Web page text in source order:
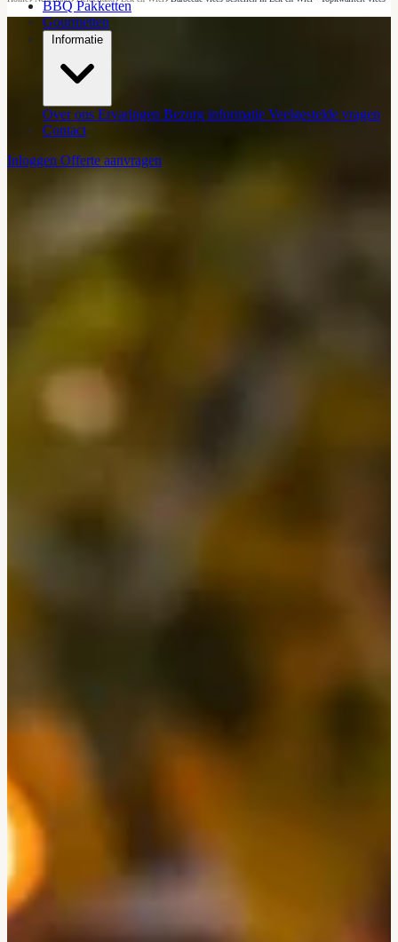
BBQ Pakketten
Gourmetten
Informatie
Over ons Ervaringen Bezorg informatie Veelgestelde vragen
Contact
Inloggen Offerte aanvragen